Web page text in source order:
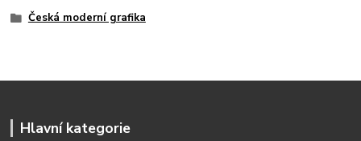
Česká moderní grafika
Hlavní kategorie